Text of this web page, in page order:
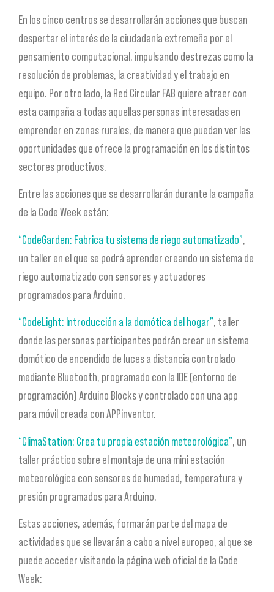
En los cinco centros se desarrollarán acciones que buscan
despertar el interés de la ciudadanía extremeña por el
pensamiento computacional, impulsando destrezas como la
resolución de problemas, la creatividad y el trabajo en
equipo. Por otro lado, la Red Circular FAB quiere atraer con
esta campaña a todas aquellas personas interesadas en
emprender en zonas rurales, de manera que puedan ver las
oportunidades que ofrece la programación en los distintos
sectores productivos.
Entre las acciones que se desarrollarán durante la campaña
de la Code Week están:
“CodeGarden: Fabrica tu sistema de riego automatizado”,
un taller en el que se podrá aprender creando un sistema de
riego automatizado con sensores y actuadores
programados para Arduino.
“CodeLight: Introducción a la domótica del hogar”, taller
donde las personas participantes podrán crear un sistema
domótico de encendido de luces a distancia controlado
mediante Bluetooth, programado con la IDE (entorno de
programación) Arduino Blocks y controlado con una app
para móvil creada con APPinventor.
“ClimaStation: Crea tu propia estación meteorológica”, un
taller práctico sobre el montaje de una mini estación
meteorológica con sensores de humedad, temperatura y
presión programados para Arduino.
Estas acciones, además, formarán parte del mapa de
actividades que se llevarán a cabo a nivel europeo, al que se
puede acceder visitando la página web oficial de la Code
Week: